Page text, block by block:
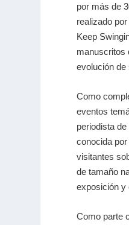
por más de
realizado
Keep
manuscritos
evolución
Como
eventos
periodista
conocida
visitantes
de tamaño
exposición y
Como parte